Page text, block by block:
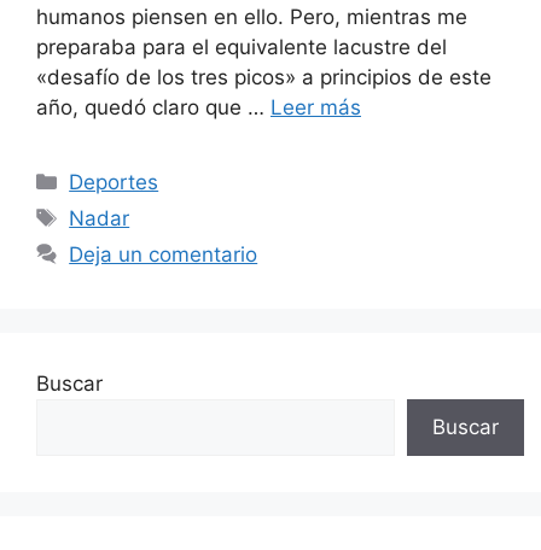
humanos piensen en ello. Pero, mientras me
preparaba para el equivalente lacustre del
«desafío de los tres picos» a principios de este
año, quedó claro que … Leer más
Categorías
Deportes
Etiquetas
Nadar
Deja un comentario
Buscar
Buscar